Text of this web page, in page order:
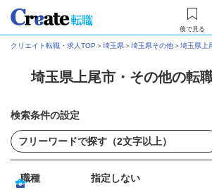
後で見る
クリエイト転職・求人TOP ＞埼玉県＞埼玉県その他＞埼玉県上
埼玉県上尾市・その他の転
検索条件の設定
職種 指定しない